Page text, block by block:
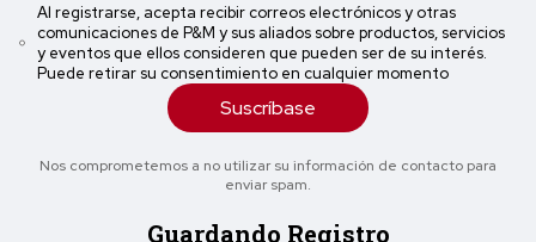
Al registrarse, acepta recibir correos electrónicos y otras
comunicaciones de P&M y sus aliados sobre productos, servicios
y eventos que ellos consideren que pueden ser de su interés.
Puede retirar su consentimiento en cualquier momento
Suscríbase
Nos comprometemos a no utilizar su información de contacto para
enviar spam.
Guardando Registro